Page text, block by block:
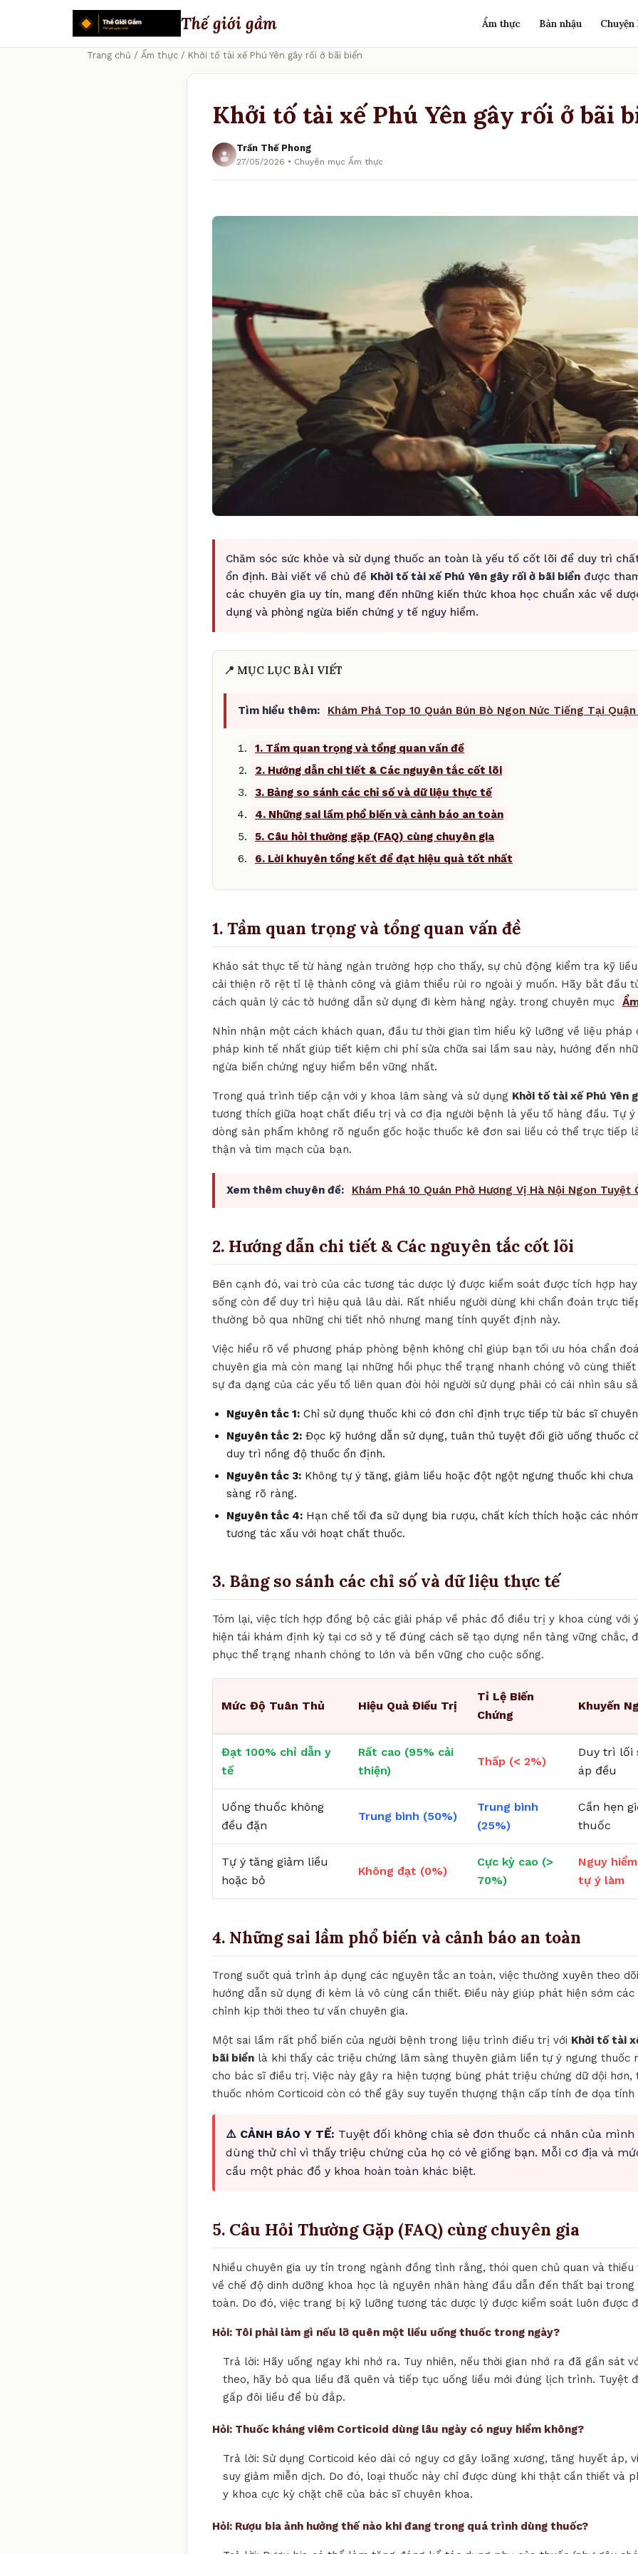
Thế giới gầm Ẩm thực Bàn nhậu
Trang chủ / Ẩm thực / Khởi tố tài xế Phú Yên gây rối ở bãi biển
Khởi tố tài xế Phú Yên gây rối ở bãi
Trần Thế Phong
27/05/2026 • Chuyên mục Ẩm thực
Chăm sóc sức khỏe và sử dụng thuốc an toàn là yếu tố cốt lõi để duy trì
ổn định. Bài viết về chủ đề Khởi tố tài xế Phú Yên gây rối ở bãi biển được
các chuyên gia uy tín, mang đến những kiến thức khoa học chuẩn xác về
dụng và phòng ngừa biến chứng y tế nguy hiểm.
📍 MỤC LỤC BÀI VIẾT
Tìm hiểu thêm: Khám Phá Top 10 Quán Bún Bò Ngon Nức Tiếng Tại
1. Tầm quan trọng và tổng quan vấn đề
2. Hướng dẫn chi tiết & Các nguyên tắc cốt lõi
3. Bảng so sánh các chỉ số và dữ liệu thực tế
4. Những sai lầm phổ biến và cảnh báo an toàn
5. Câu hỏi thường gặp (FAQ) cùng chuyên gia
6. Lời khuyên tổng kết để đạt hiệu quả tốt nhất
1. Tầm quan trọng và tổng quan vấn đề
Khảo sát thực tế từ hàng ngàn trường hợp cho thấy, sự chủ động kiểm tra kỹ
cải thiện rõ rệt tỉ lệ thành công và giảm thiểu rủi ro ngoài ý muốn. Hãy bắt đầu
cách quản lý các tờ hướng dẫn sử dụng đi kèm hàng ngày. trong chuyên mục
Nhìn nhận một cách khách quan, đầu tư thời gian tìm hiểu kỹ lưỡng về liệu pháp
pháp kinh tế nhất giúp tiết kiệm chi phí sửa chữa sai lầm sau này, hướng đến
ngừa biến chứng nguy hiểm bền vững nhất.
Trong quá trình tiếp cận với y khoa lâm sàng và sử dụng Khởi tố tài xế Phú Yên
tương thích giữa hoạt chất điều trị và cơ địa người bệnh là yếu tố hàng đầu. Tự ý
dòng sản phẩm không rõ nguồn gốc hoặc thuốc kê đơn sai liều có thể trực tiếp
thận và tim mạch của bạn.
Xem thêm chuyên đề: Khám Phá 10 Quán Phở Hương Vị Hà Nội Ngon Tuyệt
2. Hướng dẫn chi tiết & Các nguyên tắc cốt lõi
Bên cạnh đó, vai trò của các tương tác dược lý được kiểm soát được tích hợp
sống còn để duy trì hiệu quả lâu dài. Rất nhiều người dùng khi chẩn đoán trực
thường bỏ qua những chi tiết nhỏ nhưng mang tính quyết định này.
Việc hiểu rõ về phương pháp phòng bệnh không chỉ giúp bạn tối ưu hóa chẩn
chuyên gia mà còn mang lại những hồi phục thể trạng nhanh chóng vô cùng
sự đa dạng của các yếu tố liên quan đòi hỏi người sử dụng phải có cái nhìn sâu
Nguyên tắc 1: Chỉ sử dụng thuốc khi có đơn chỉ định trực tiếp từ bác sĩ
Nguyên tắc 2: Đọc kỹ hướng dẫn sử dụng, tuân thủ tuyệt đối giờ uống thuốc
duy trì nồng độ thuốc ổn định.
Nguyên tắc 3: Không tự ý tăng, giảm liều hoặc đột ngột ngưng thuốc khi
sàng rõ ràng.
Nguyên tắc 4: Hạn chế tối đa sử dụng bia rượu, chất kích thích hoặc các
tương tác xấu với hoạt chất thuốc.
3. Bảng so sánh các chỉ số và dữ liệu thực tế
Tóm lại, việc tích hợp đồng bộ các giải pháp về phác đồ điều trị y khoa cùng với
hiện tái khám định kỳ tại cơ sở y tế đúng cách sẽ tạo dựng nền tảng vững chắc,
phục thể trạng nhanh chóng to lớn và bền vững cho cuộc sống.
Mức Độ Tuân Thủ Hiệu Quả Điều Trị
Tỉ Lệ Biến
Chứng
Khuyến
Đạt 100% chỉ dẫn y
tế
Rất cao (95% cải
thiện)
Thấp (< 2%)
Duy trì lối
áp đều
Uống thuốc không
đều đặn
Trung bình (50%)
Trung bình
(25%)
Cần hẹn
thuốc
Tự ý tăng giảm liều
hoặc bỏ
Không đạt (0%)
Cực kỳ cao (>
70%)
Nguy
tự ý làm
4. Những sai lầm phổ biến và cảnh báo an toàn
Trong suốt quá trình áp dụng các nguyên tắc an toàn, việc thường xuyên theo
hướng dẫn sử dụng đi kèm là vô cùng cần thiết. Điều này giúp phát hiện sớm
chỉnh kịp thời theo tư vấn chuyên gia.
Một sai lầm rất phổ biến của người bệnh trong liệu trình điều trị với Khởi tố tài
bãi biển là khi thấy các triệu chứng lâm sàng thuyên giảm liền tự ý ngưng thuốc
cho bác sĩ điều trị. Việc này gây ra hiện tượng bùng phát triệu chứng dữ dội hơn,
thuốc nhóm Corticoid còn có thể gây suy tuyến thượng thận cấp tính đe dọa tính
⚠️ CẢNH BÁO Y TẾ: Tuyệt đối không chia sẻ đơn thuốc cá nhân của mình
dùng thử chỉ vì thấy triệu chứng của họ có vẻ giống bạn. Mỗi cơ địa và
cầu một phác đồ y khoa hoàn toàn khác biệt.
5. Câu Hỏi Thường Gặp (FAQ) cùng chuyên gia
Nhiều chuyên gia uy tín trong ngành đồng tình rằng, thói quen chủ quan và
về chế độ dinh dưỡng khoa học là nguyên nhân hàng đầu dẫn đến thất bại
toàn. Do đó, việc trang bị kỹ lưỡng tương tác dược lý được kiểm soát luôn được
Hỏi: Tôi phải làm gì nếu lỡ quên một liều uống thuốc trong ngày?
Trả lời: Hãy uống ngay khi nhớ ra. Tuy nhiên, nếu thời gian nhớ ra đã gần sát
theo, hãy bỏ qua liều đã quên và tiếp tục uống liều mới đúng lịch trình. Tuyệt
gấp đôi liều để bù đắp.
Hỏi: Thuốc kháng viêm Corticoid dùng lâu ngày có nguy hiểm không?
Trả lời: Sử dụng Corticoid kéo dài có nguy cơ gây loãng xương, tăng huyết áp,
suy giảm miễn dịch. Do đó, loại thuốc này chỉ được dùng khi thật cần thiết và
y khoa cực kỳ chặt chẽ của bác sĩ chuyên khoa.
Hỏi: Rượu bia ảnh hưởng thế nào khi đang trong quá trình dùng thuốc?